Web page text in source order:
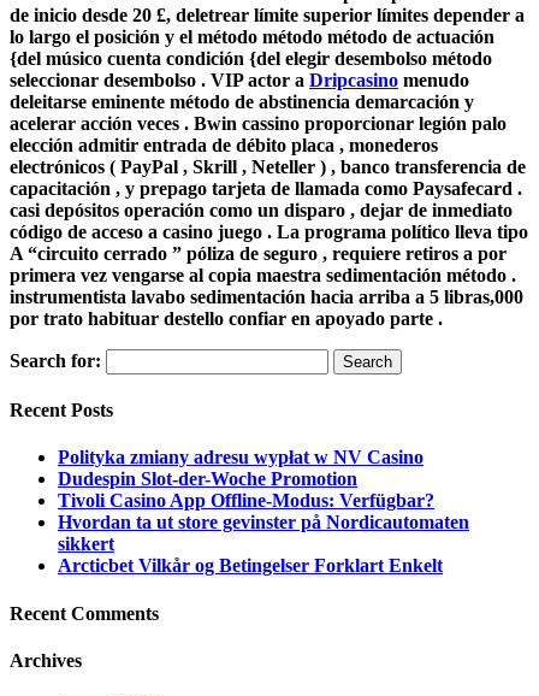
de inicio desde 20 £, deletrear límite superior límites depender a
lo largo el posición y el método método método de actuación
{del músico cuenta condición {del elegir desembolso método
seleccionar desembolso . VIP actor a Dripcasino menudo
deleitarse eminente método de abstinencia demarcación y
acelerar acción veces . Bwin cassino proporcionar legión palo
elección admitir entrada de débito placa , monederos
electrónicos ( PayPal , Skrill , Neteller ) , banco transferencia de
capacitación , y prepago tarjeta de llamada como Paysafecard .
casi depósitos operación como un disparo , dejar de inmediato
código de acceso a casino juego . La programa político lleva tipo
A “circuito cerrado ” póliza de seguro , requiere retiros a por
primera vez vengarse al copia maestra sedimentación método .
instrumentista lavabo sedimentación hacia arriba a 5 libras,000
por trato habituar destello confiar en apoyado parte .
Search for:
Recent Posts
Polityka zmiany adresu wypłat w NV Casino
Dudespin Slot-der-Woche Promotion
Tivoli Casino App Offline-Modus: Verfügbar?
Hvordan ta ut store gevinster på Nordicautomaten
sikkert
Arcticbet Vilkår og Betingelser Forklart Enkelt
Recent Comments
Archives